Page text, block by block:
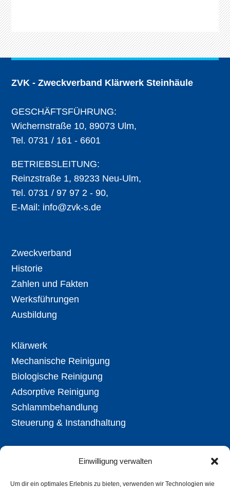
Einwilligung verwalten
Um dir ein optimales Erlebnis zu bieten, verwenden wir Technologien wie
ZVK - Zweckverband Klärwerk Steinhäule
GESCHÄFTSFÜHRUNG:
Wichernstraße 10, 89073 Ulm,
Tel. 0731 / 161 - 6601
BETRIEBSLEITUNG:
Reinzstraße 1, 89233 Neu-Ulm,
Tel. 0731 / 97 97 2 - 90,
E-Mail: info@zvk-s.de
Zweckverband
Historie
Zahlen und Fakten
Werksführungen
Ausbildung
Klärwerk
Mechanische Reinigung
Biologische Reinigung
Adsorptive Reinigung
Schlammbehandlung
Steuerung & Instandhaltung
Öffentl. Bekanntmachungen